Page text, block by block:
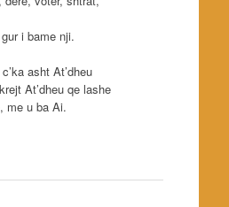
i bame nji.
asht At’dheu
At’dheu qe lashe
me u ba Ai.